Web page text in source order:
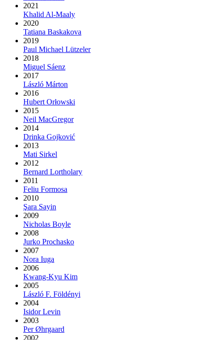
2021
Khalid Al-Maaly
2020
Tatiana Baskakova
2019
Paul Michael Lützeler
2018
Miguel Sáenz
2017
László Márton
2016
Hubert Orłowski
2015
Neil MacGregor
2014
Drinka Gojković
2013
Mati Sirkel
2012
Bernard Lortholary
2011
Feliu Formosa
2010
Şara Sayin
2009
Nicholas Boyle
2008
Jurko Prochasko
2007
Nora Iuga
2006
Kwang-Kyu Kim
2005
László F. Földényi
2004
Isidor Levin
2003
Per Øhrgaard
2002